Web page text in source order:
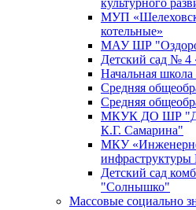
МУП
котельные»
МАУ ШР
Детский сад № 4
Начальная
Средняя
Средняя
МКУК ДО ШР
К.Г. Самарина"
МКУ
инфраструктуры
Детский сад
"Солнышко"
Массовые социально